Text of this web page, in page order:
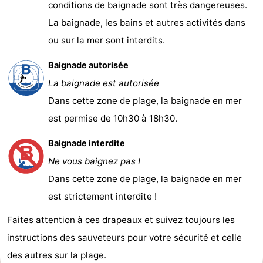
conditions de baignade sont très dangereuses.
La baignade, les bains et autres activités dans
ou sur la mer sont interdits.
Baignade autorisée
La baignade est autorisée
Dans cette zone de plage, la baignade en mer
est permise de 10h30 à 18h30.
Baignade interdite
Ne vous baignez pas !
Dans cette zone de plage, la baignade en mer
est strictement interdite !
Faites attention à ces drapeaux et suivez toujours les
instructions des sauveteurs pour votre sécurité et celle
des autres sur la plage.